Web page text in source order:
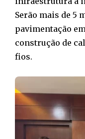
Serão mais de 5
pavimentação
construção de
fios.